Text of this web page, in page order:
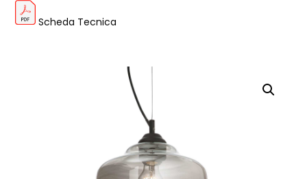
Scheda Tecnica